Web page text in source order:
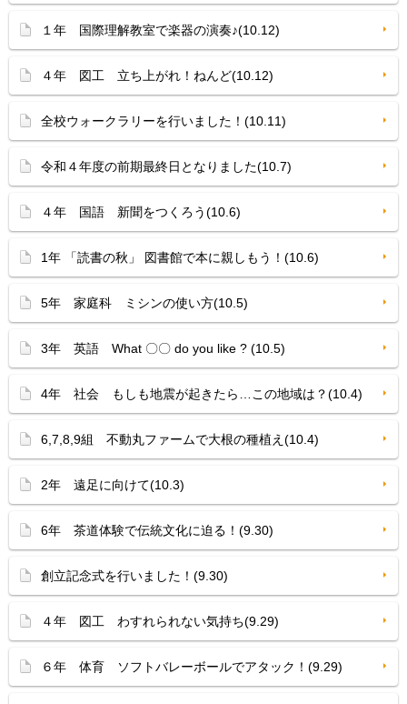
１年 国際理解教室で楽器の演奏♪(10.12)
４年 図工 立ち上がれ！ねんど(10.12)
全校ウォークラリーを行いました！(10.11)
令和４年度の前期最終日となりました(10.7)
４年 国語 新聞をつくろう(10.6)
1年 「読書の秋」 図書館で本に親しもう！(10.6)
5年 家庭科 ミシンの使い方(10.5)
3年 英語 What 〇〇 do you like ? (10.5)
4年 社会 もしも地震が起きたら…この地域は？(10.4)
6,7,8,9組 不動丸ファームで大根の種植え(10.4)
2年 遠足に向けて(10.3)
6年 茶道体験で伝統文化に迫る！(9.30)
創立記念式を行いました！(9.30)
４年 図工 わすれられない気持ち(9.29)
６年 体育 ソフトバレーボールでアタック！(9.29)